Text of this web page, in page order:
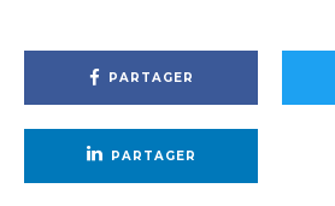
PARTAGER
PARTAGER